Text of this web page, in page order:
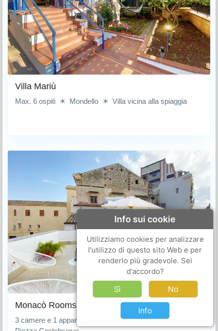
Villa Mariù
Max. 6 ospiti ☀ Mondello ☀ Villa vicina alla spiaggia
Monacò Rooms
3 camere e 1 appartamento… per tutti! ☀ Presso la
Info sui cookie
Utilizziamo cookies per analizzare
l'utilizzo di questo sito Web e per
renderlo più gradevole. Sei
d'accordo?
Sì No
Info